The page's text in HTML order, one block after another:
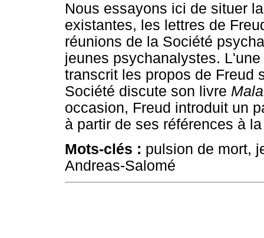
Nous essayons ici de situer
existantes, les lettres de
réunions de la Société
jeunes psychanalystes.
transcrit les propos de Freud
Société discute son livre
occasion, Freud introduit un
à partir de ses références à
Mots-clés : pulsion de mort,
Andreas-Salomé